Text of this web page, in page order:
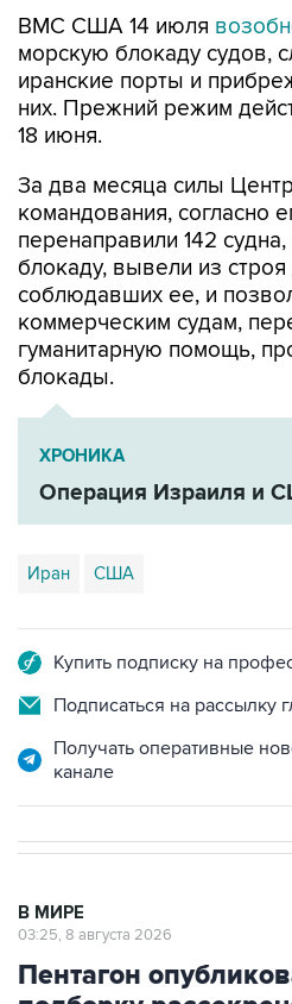
ВМС США 14 июля
морскую блокаду судов,
иранские порты и
них. Прежний режим
18 июня.
За два месяца силы
командования, согласно
перенаправили 142
блокаду, вывели из
соблюдавших ее, и
коммерческим судам,
гуманитарную помощь,
блокады.
ХРОНИКА
Операция Израиля и
Иран США
Купить подписку на
Подписаться на рассылку
Получать оперативные
канале
В МИРЕ
03:25, 8 августа 2026
Пентагон